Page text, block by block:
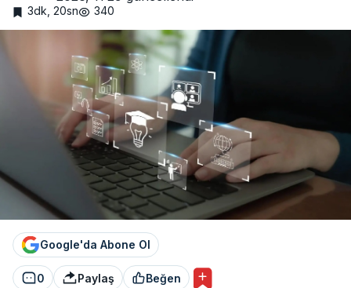
3dk, 20sn 340
Google'da Abone Ol
0 Paylaş Beğen